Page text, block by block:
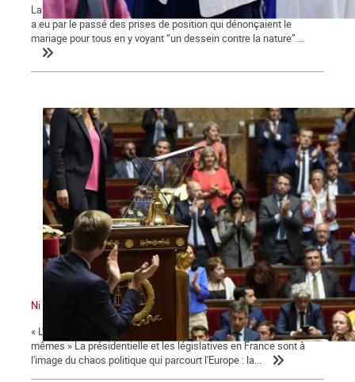
La ministre des collectivités territoriales, issue des Républicains,
a eu par le passé des prises de position qui dénonçaient le
mariage pour tous en y voyant “un dessein contre la nature”....
Ni le gouvernement ni l'Assemblée ne nous représente !
« L'émancipation des travailleurs sera l'œuvre des travailleurs eux-
mêmes » La présidentielle et les législatives en France sont à
l'image du chaos politique qui parcourt l'Europe : la...